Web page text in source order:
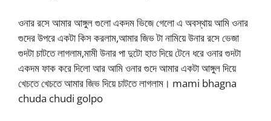
ওনার রসে আমার আঙ্গুল গুলো একদম ভিজে গেলো এ অবস্থায় আমি ওনার
গুদের উপরে একটা কিস করলাম,আমার জিভ টা নামিয়ে উনার রসে ভেজা
গুদটা চাটতে লাগলাম,মামী উনার পা দুটো হাত দিয়ে টেনে ধরে ওনার গুদটা
একদম ফাক করে দিলো আর আমি ওনার গুদে আমার একটা আঙ্গুল দিয়ে
খেচতে খেচতে আমার জিভ দিয়ে চাটতে লাগলাম। mami bhagna
chuda chudi golpo